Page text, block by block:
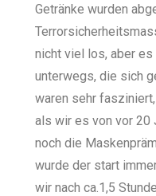
Getränke wurden
nicht viel los, aber
unterwegs, die sich
waren sehr
als wir es von vor 20
noch die
wurde der start
wir nach ca.1,5